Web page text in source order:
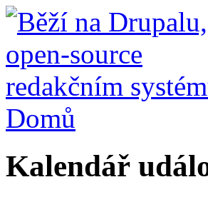
Domů
Kalendář